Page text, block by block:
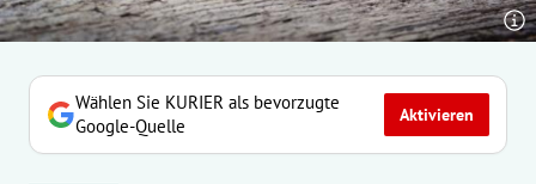
Untermenü
Untermenü
Untermenü
Wählen Sie KURIER als bevorzugte
Google-Quelle
Aktivieren